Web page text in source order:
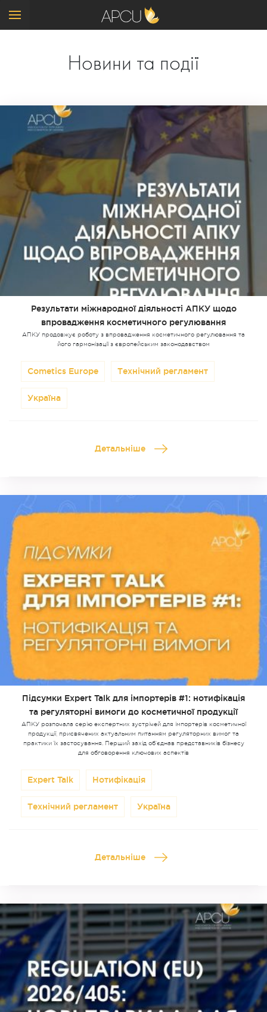
Новини та події
Результати міжнародної діяльності АПКУ щодо
впровадження косметичного регулювання
АПКУ продовжує роботу з впровадження косметичного регулювання та
його гармонізації з європейським законодавством
Cometics Europe Технічний регламент
Україна
Детальніше
Підсумки Expert Talk для імпортерів #1: нотифікація
та регуляторні вимоги до косметичної продукції
АПКУ розпочала серію експертних зустрічей для імпортерів косметичної
продукції, присвячених актуальним питанням регуляторних вимог та
практики їх застосування. Перший захід об’єднав представників бізнесу
для обговорення ключових аспектів
Expert Talk Нотифікація
Технічний регламент Україна
Детальніше